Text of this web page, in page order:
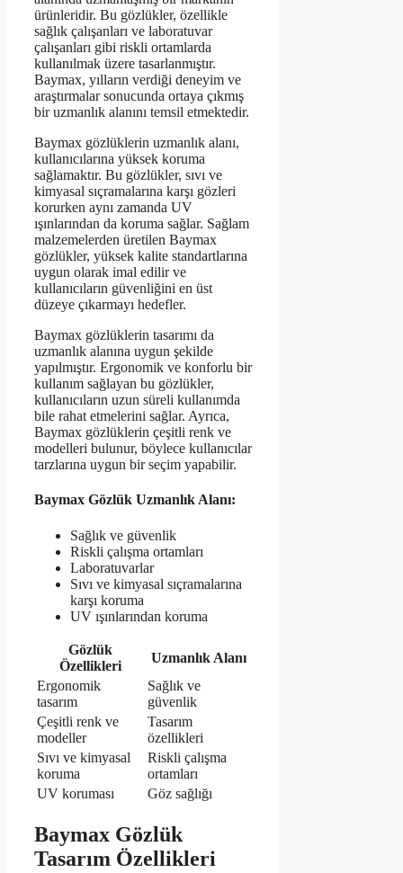
ürünleridir. Bu gözlükler, özellikle
sağlık çalışanları ve laboratuvar
çalışanları gibi riskli ortamlarda
kullanılmak üzere tasarlanmıştır.
Baymax, yılların verdiği deneyim ve
araştırmalar sonucunda ortaya çıkmış
bir uzmanlık alanını temsil etmektedir.
Baymax gözlüklerin uzmanlık alanı,
kullanıcılarına yüksek koruma
sağlamaktır. Bu gözlükler, sıvı ve
kimyasal sıçramalarına karşı gözleri
korurken aynı zamanda UV
ışınlarından da koruma sağlar. Sağlam
malzemelerden üretilen Baymax
gözlükler, yüksek kalite standartlarına
uygun olarak imal edilir ve
kullanıcıların güvenliğini en üst
düzeye çıkarmayı hedefler.
Baymax gözlüklerin tasarımı da
uzmanlık alanına uygun şekilde
yapılmıştır. Ergonomik ve konforlu bir
kullanım sağlayan bu gözlükler,
kullanıcıların uzun süreli kullanımda
bile rahat etmelerini sağlar. Ayrıca,
Baymax gözlüklerin çeşitli renk ve
modelleri bulunur, böylece kullanıcılar
tarzlarına uygun bir seçim yapabilir.
Baymax Gözlük Uzmanlık Alanı:
Sağlık ve güvenlik
Riskli çalışma ortamları
Laboratuvarlar
Sıvı ve kimyasal sıçramalarına
karşı koruma
UV ışınlarından koruma
Gözlük
Özellikleri
Uzmanlık Alanı
Ergonomik
tasarım
Sağlık ve
güvenlik
Çeşitli renk ve
modeller
Tasarım
özellikleri
Sıvı ve kimyasal
koruma
Riskli çalışma
ortamları
UV koruması
Göz sağlığı
Baymax Gözlük
Tasarım Özellikleri